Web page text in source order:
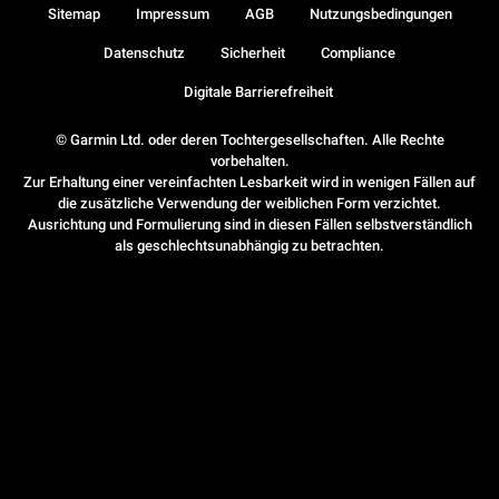
© Garmin Ltd. oder deren Tochtergesellschaften. Alle Rechte
vorbehalten.
Zur Erhaltung einer vereinfachten Lesbarkeit wird in wenigen Fällen auf
die zusätzliche Verwendung der weiblichen Form verzichtet.
Ausrichtung und Formulierung sind in diesen Fällen selbstverständlich
als geschlechtsunabhängig zu betrachten.
Sitemap Impressum AGB Nutzungsbedingungen
Datenschutz Sicherheit Compliance
Digitale Barrierefreiheit